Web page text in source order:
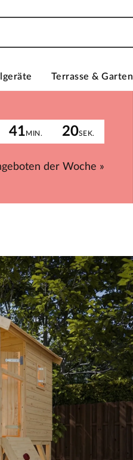
Terrasse & Garten
41MIN. 20SEK.
der Woche »